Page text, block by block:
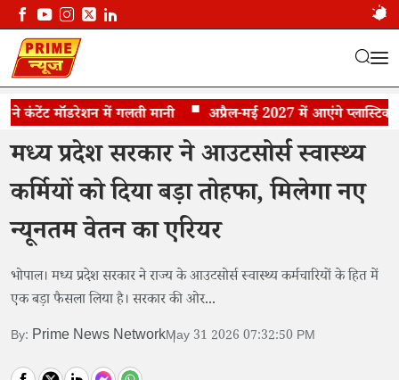
मॉडरेशन में गलती मानी अप्रैल-मई 2027 में आएंगे प्लास्टिक के
मध्य प्रदेश के आउटसोर्स स्वास्थ्य कर्मियों को...
मध्य प्रदेश सरकार ने आउटसोर्स स्वास्थ्य
कर्मियों को दिया बड़ा तोहफा, मिलेगा नए
न्यूनतम वेतन का एरियर
भोपाल। मध्य प्रदेश सरकार ने राज्य के आउटसोर्स स्वास्थ्य कर्मचारियों के हित में
एक बड़ा फैसला लिया है। सरकार की ओर...
By: Prime News NetworkMay 31 2026 07:32:50 PM